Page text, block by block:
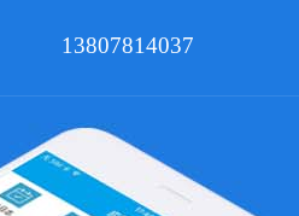
13807814037